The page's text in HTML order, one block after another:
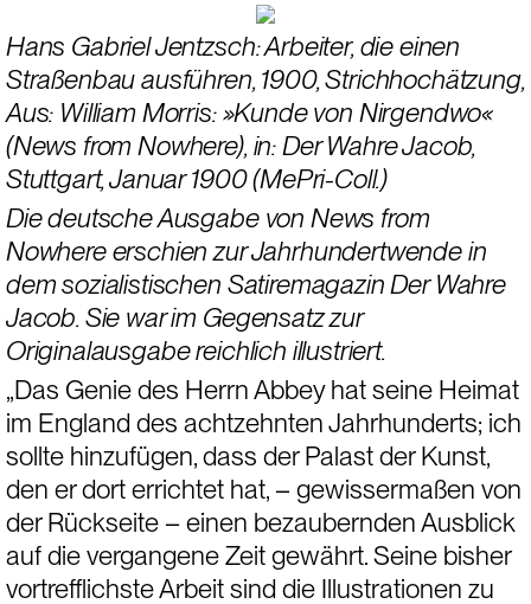
Hans Gabriel Jentzsch: Arbeiter, die einen
Straßenbau ausführen, 1900, Strichhochätzung,
Aus: William Morris: »Kunde von Nirgendwo«
(News from Nowhere), in: Der Wahre Jacob,
Stuttgart, Januar 1900 (MePri-Coll.)
Die deutsche Ausgabe von News from
Nowhere erschien zur Jahrhundertwende in
dem sozialistischen Satiremagazin Der Wahre
Jacob. Sie war im Gegensatz zur
Originalausgabe reichlich illustriert.
„Das Genie des Herrn Abbey hat seine Heimat
im England des achtzehnten Jahrhunderts; ich
sollte hinzufügen, dass der Palast der Kunst,
den er dort errichtet hat, – gewissermaßen von
der Rückseite – einen bezaubernden Ausblick
auf die vergangene Zeit gewährt. Seine bisher